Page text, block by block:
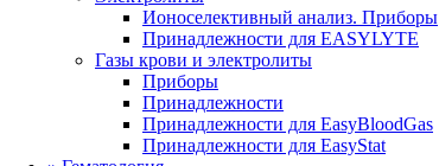
Ионоселективный анализ. Приборы
Принадлежности для EASYLYTE
Газы крови и электролиты
Приборы
Принадлежности
Принадлежности для EasyBloodGas
Принадлежности для EasyStat